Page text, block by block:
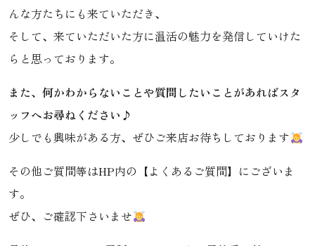
んな方たちにも来ていただき、
そして、来ていただいた方に温活の魅力を発信していけた
らと思っております。
また、何かわからないことや質問したいことがあればスタ
ッフへお尋ねください♪
少しでも興味がある方、ぜひご来店お待ちしております
その他ご質問等はHP内の【よくあるご質問】にございま
す。
ぜひ、ご確認下さいませ